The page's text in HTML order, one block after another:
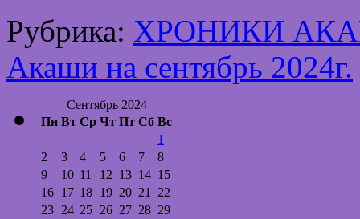
Рубрика: ХРОНИКИ
Акаши на сентябрь 2024г.
Сентябрь 2024
Пн Вт Ср Чт Пт Сб Вс
1
2
3 4 5 6 7
8
9
10 11 12 13 14 15
16 17 18 19 20 21
22
23 24 25 26 27 28 29